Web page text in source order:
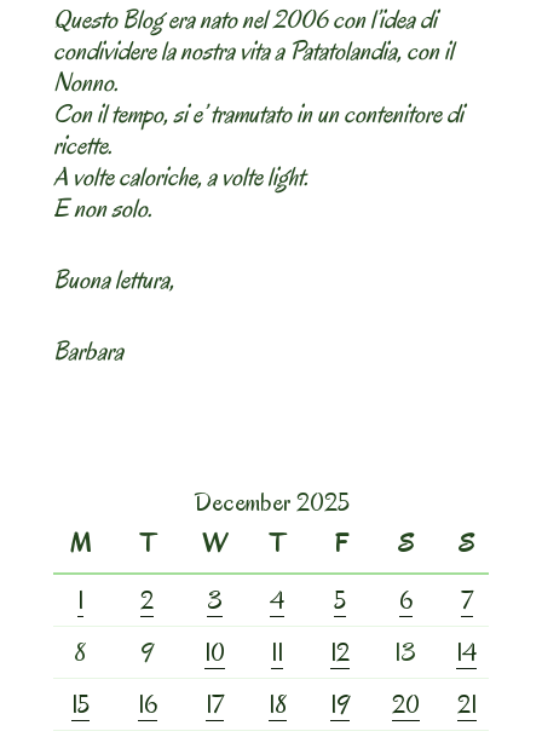
Questo Blog era nato nel 2006 con l’idea di
condividere la nostra vita a Patatolandia, con il
Nonno.
Con il tempo, si e’ tramutato in un contenitore di
ricette.
A volte caloriche, a volte light.
E non solo.
Buona lettura,
Barbara
December 2025
M
T W T F S
S
1
2 3 4 5 6
7
8
9 10 11 12 13
14
15
16 17 18 19 20
21